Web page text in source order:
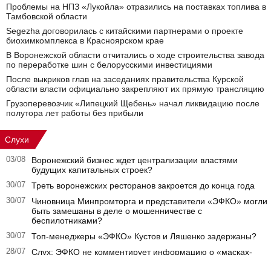
Проблемы на НПЗ «Лукойла» отразились на поставках топлива в
Тамбовской области
Segezha договорилась с китайскими партнерами о проекте
биохимкомплекса в Красноярском крае
В Воронежской области отчитались о ходе строительства завода
по переработке шин с белорусскими инвестициями
После выкриков глав на заседаниях правительства Курской
области власти официально закрепляют их прямую трансляцию
Грузоперевозчик «Липецкий Щебень» начал ликвидацию после
полутора лет работы без прибыли
Слухи
03/08
Воронежский бизнес ждет централизации властями
будущих капитальных строек?
30/07 Треть воронежских ресторанов закроется до конца года
30/07
Чиновница Минпромторга и представители «ЭФКО» могли
быть замешаны в деле о мошенничестве с
беспилотниками?
30/07 Топ-менеджеры «ЭФКО» Кустов и Ляшенко задержаны?
28/07
Слух: ЭФКО не комментирует информацию о «масках-